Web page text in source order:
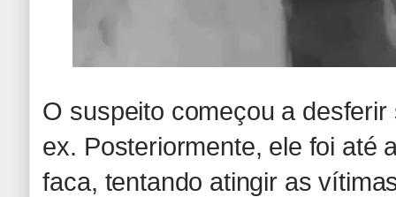
O suspeito começou a
ex. Posteriormente, ele foi até
faca, tentando atingir as